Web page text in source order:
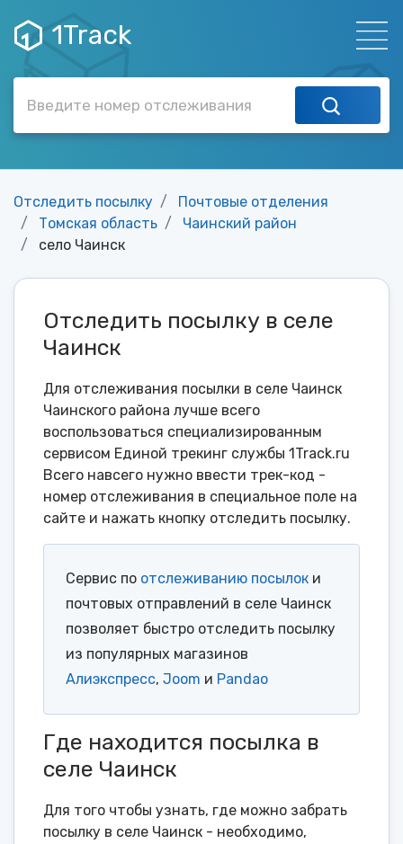
1Track
Отследить посылку
Почтовые отделения
Томская область
Чаинский район
село Чаинск
Отследить посылку в селе
Чаинск
Для отслеживания посылки в селе Чаинск
Чаинского района лучше всего
воспользоваться специализированным
сервисом Единой трекинг службы 1Track.ru
Всего навсего нужно ввести трек-код -
номер отслеживания в специальное поле на
сайте и нажать кнопку отследить посылку.
Сервис по отслеживанию посылок и
почтовых отправлений в селе Чаинск
позволяет быстро отследить посылку
из популярных магазинов
Алиэкспресс, Joom и Pandao
Где находится посылка в
селе Чаинск
Для того чтобы узнать, где можно забрать
посылку в селе Чаинск - необходимо,